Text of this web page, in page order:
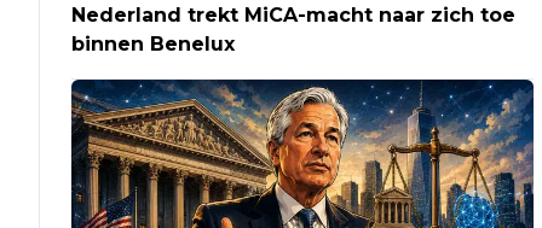
Nederland trekt MiCA-macht naar zich toe
binnen Benelux